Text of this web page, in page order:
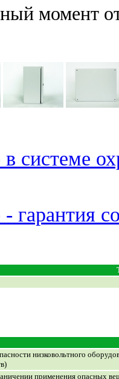
момент
системе
гарантия
низковольтного
применения опасных